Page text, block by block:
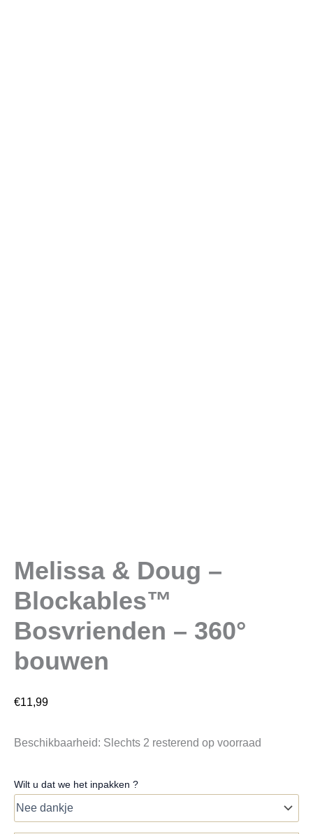
Melissa & Doug –
Blockables™
Bosvrienden – 360°
bouwen
€11,99
Beschikbaarheid: Slechts 2 resterend op voorraad
Wilt u dat we het inpakken ?